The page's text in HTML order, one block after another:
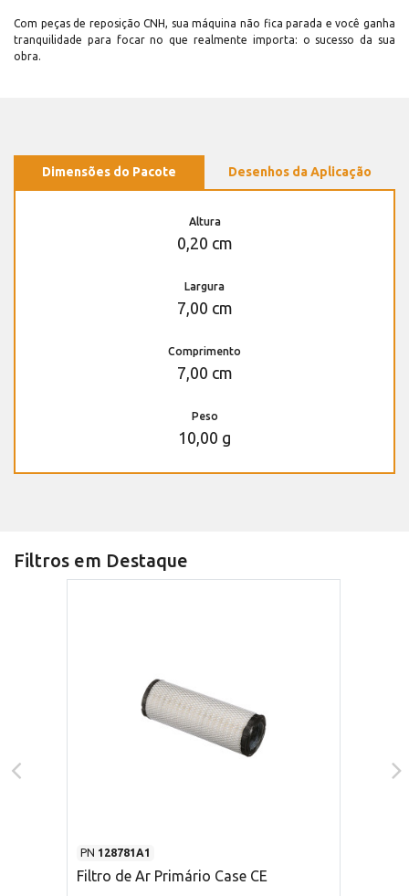
Com peças de reposição CNH, sua máquina não fica parada e você ganha
tranquilidade para focar no que realmente importa: o sucesso da sua
obra.
Dimensões do Pacote Desenhos da Aplicação
Altura
0,20 cm
Largura
7,00 cm
Comprimento
7,00 cm
Peso
10,00 g
Filtros em Destaque
PN 128781A1
Filtro de Ar Primário Case CE